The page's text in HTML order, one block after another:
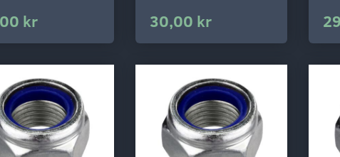
kr 30,00 kr